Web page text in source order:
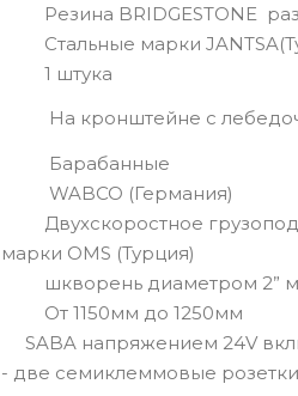
Резина BRIDGESTONE
Стальные марки
1 штука
На кронштейне с
Барабанные
WABCO (Германия)
Двухскоростное
марки OMS (Турция)
шкворень диаметром 2”
От 1150мм до 1250мм
SABA напряжением 24V
- две семиклеммовые розетки;